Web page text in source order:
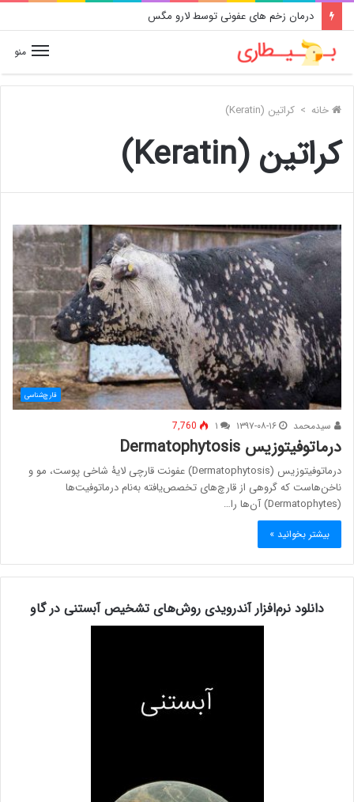
درمان زخم های عفونی توسط لارو مگس
منو
خانه > کراتین (Keratin)
کراتین (Keratin)
قارچ‌شناسی
سیدمحمد ۱۳۹۷-۰۸-۱۶ ۱ 7,760
درماتوفیتوزیس Dermatophytosis
درماتوفیتوزیس (Dermatophytosis) عفونت قارچی لایۀ شاخی پوست، مو و
ناخن‌هاست که گروهی از قارچ‌های تخصص‌یافته به‌نام درماتوفیت‌ها
(Dermatophytes) آن‌ها را…
بیشتر بخوانید »
دانلود نرم‌افزار آندرویدی روش‌های تشخیص آبستنی در گاو